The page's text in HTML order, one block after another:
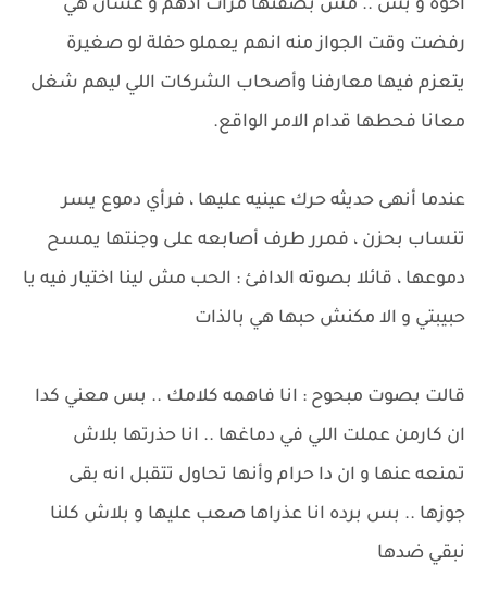
اخوه و بس .. مش بصفتها مرات ادهم و عشان هي
رفضت وقت الجواز منه انهم يعملو حفلة لو صغيرة
يتعزم فيها معارفنا وأصحاب الشركات اللي ليهم شغل
معانا فحطها قدام الامر الواقع.
عندما أنهى حديثه حرك عينيه عليها ، فرأي دموع يسر
تنساب بحزن ، فمرر طرف أصابعه على وجنتها يمسح
دموعها ، قائلا بصوته الدافئ : الحب مش لينا اختيار فيه يا
حبيبتي و الا مكنش حبها هي بالذات
قالت بصوت مبحوح : انا فاهمه كلامك .. بس معني كدا
ان كارمن عملت اللي في دماغها .. انا حذرتها بلاش
تمنعه عنها و ان دا حرام وأنها تحاول تتقبل انه بقى
جوزها .. بس برده انا عذراها صعب عليها و بلاش كلنا
نبقي ضدها